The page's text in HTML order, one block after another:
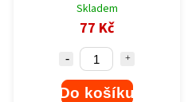
Skladem
77 Kč
Do košíku